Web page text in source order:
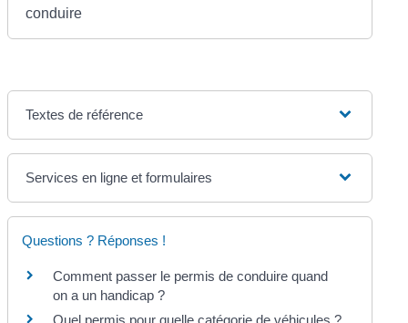
conduire
Textes de référence
Services en ligne et formulaires
Questions ? Réponses !
Comment passer le permis de conduire quand
on a un handicap ?
Quel permis pour quelle catégorie de véhicules ?